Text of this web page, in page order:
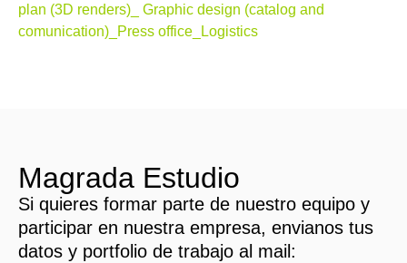
plan (3D renders)_ Graphic design (catalog and
comunication)_Press office_Logistics
Magrada Estudio
Si quieres formar parte de nuestro equipo y
participar en nuestra empresa, envianos tus
datos y portfolio de trabajo al mail: